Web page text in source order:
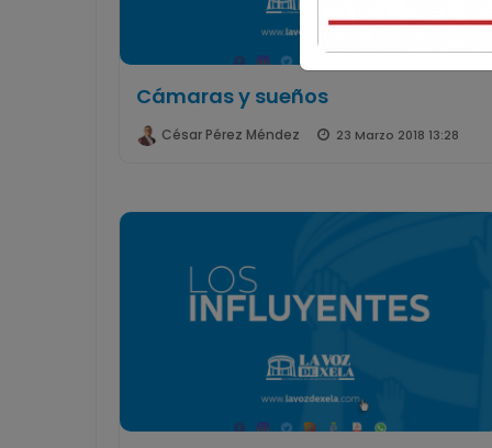
Cámaras y sueños
César Pérez Méndez 23 Marzo 2018 13:28